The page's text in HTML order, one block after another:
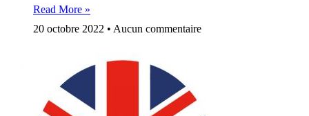
Read More »
20 octobre 2022
Aucun commentaire